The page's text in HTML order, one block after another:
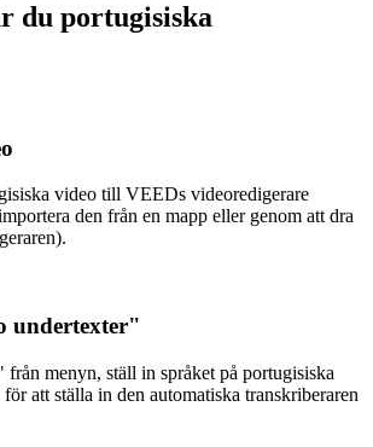
du portugisiska
video till VEEDs videoredigerare
den från en mapp eller genom att dra
undertexter"
menyn, ställ in språket på portugisiska
att ställa in den automatiska transkriberaren